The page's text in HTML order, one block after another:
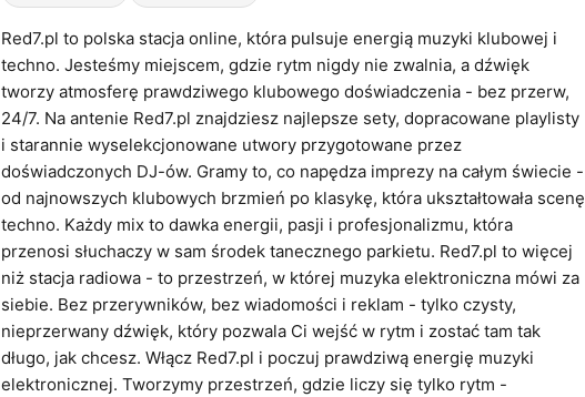
Red7.pl to polska stacja online, która pulsuje energią muzyki klubowej i
techno. Jesteśmy miejscem, gdzie rytm nigdy nie zwalnia, a dźwięk
tworzy atmosferę prawdziwego klubowego doświadczenia - bez przerw,
24/7. Na antenie Red7.pl znajdziesz najlepsze sety, dopracowane playlisty
i starannie wyselekcjonowane utwory przygotowane przez
doświadczonych DJ-ów. Gramy to, co napędza imprezy na całym świecie -
od najnowszych klubowych brzmień po klasykę, która ukształtowała scenę
techno. Każdy mix to dawka energii, pasji i profesjonalizmu, która
przenosi słuchaczy w sam środek tanecznego parkietu. Red7.pl to więcej
niż stacja radiowa - to przestrzeń, w której muzyka elektroniczna mówi za
siebie. Bez przerywników, bez wiadomości i reklam - tylko czysty,
nieprzerwany dźwięk, który pozwala Ci wejść w rytm i zostać tam tak
długo, jak chcesz. Włącz Red7.pl i poczuj prawdziwą energię muzyki
elektronicznej. Tworzymy przestrzeń, gdzie liczy się tylko rytm -